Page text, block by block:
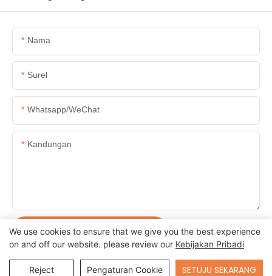
Nama
Surel
Whatsapp/WeChat
Kandungan
KIRIM PERTANYAAN SEKARANG
Send Inquiry
We use cookies to ensure that we give you the best experience
on and off our website. please review our Kebijakan Pribadi
Reject Pengaturan Cookie SETUJU SEKARANG